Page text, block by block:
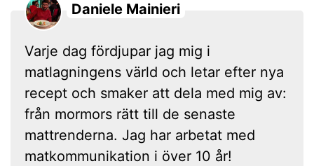
Daniele Mainieri
Varje dag fördjupar jag mig i
matlagningens värld och letar efter nya
recept och smaker att dela med mig av:
från mormors rätt till de senaste
mattrenderna. Jag har arbetat med
matkommunikation i över 10 år!